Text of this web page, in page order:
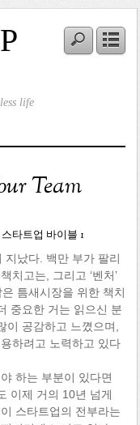
life
Team
스타트업 바이블 1
지났다. 백만 부가 팔리
치고는, 그리고 ‘벤처’
틈새시장을 위한 책치
중요한 거는 읽으신 분
공감하고 느꼈으며,
하려고 노력하고 있다
하는 부분이 있다면
이제 거의 10년 넘게
스타트업의 전부라는